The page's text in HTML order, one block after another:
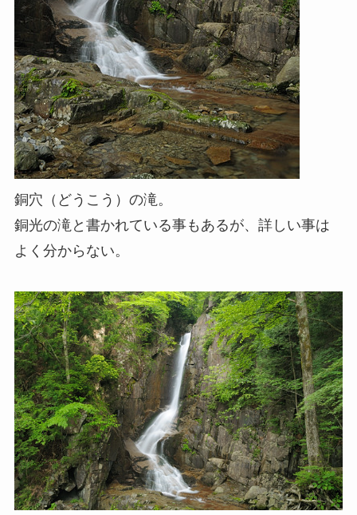
銅穴（どうこう）の滝。
銅光の滝と書かれている事もあるが、詳しい事は
よく分からない。